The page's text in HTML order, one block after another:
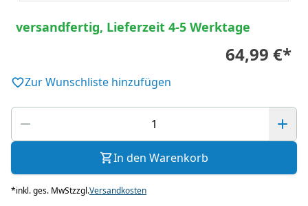
versandfertig, Lieferzeit 4-5 Werktage
64,99 €*
Zur Wunschliste hinzufügen
In den Warenkorb
*inkl. ges. MwStzzgl.Versandkosten